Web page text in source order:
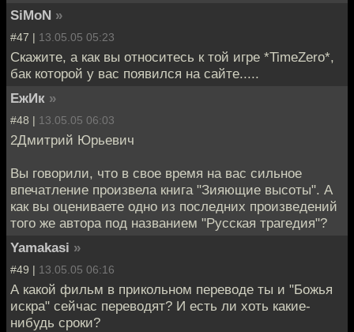
SiMoN »
#47 | 13.05.05 05:23
Скажите, а как вы относитесь к той игре *TimeZero*,
бак которой у вас появился на сайте.....
ЕжИк »
#48 | 13.05.05 06:03
2Дмитрий Юрьевич
Вы говорили, что в свое время на вас сильное
впечатление произвела книга "Зияющие высоты". А
как вы оцениваете одно из последних произведений
того же автора под названием "Русская трагедия"?
Yamakasi »
#49 | 13.05.05 06:16
А какой фильм в прикольном переводе ты и "Божья
искра" сейчас переводят? И есть ли хоть какие-
нибудь сроки?